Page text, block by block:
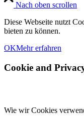
Nach oben scrollen
Diese Webseite nutzt
bieten zu können.
OKMehr erfahren
Cookie and
Wie wir Cookies